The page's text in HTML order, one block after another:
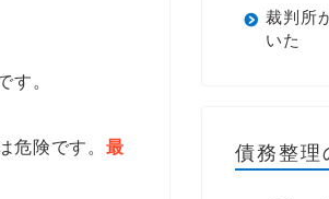
す。
危険です。 最
裁判所
いた
債務整理